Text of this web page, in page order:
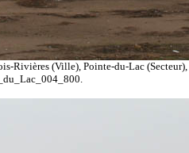
Rivières (Ville), Pointe-du-Lac (Secteur),